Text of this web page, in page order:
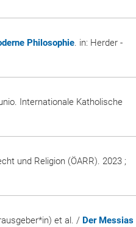
Philosophie. in: Herder -
Internationale Katholische
und Religion (ÖARR). 2023 ;
et al. / Der Messias